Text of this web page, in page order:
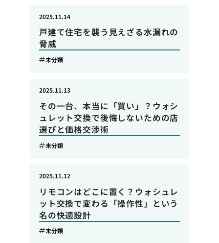
戸建て住宅を襲う見えざる水漏れの
脅威
2025.11.14
未分類
その一台、本当に「買い」？ウォシ
ュレット交換で後悔しないための店
選びと価格交渉術
2025.11.13
未分類
リモコンはどこに置く？ウォシュレ
ット交換で変わる「操作性」という
名の快適設計
2025.11.12
未分類